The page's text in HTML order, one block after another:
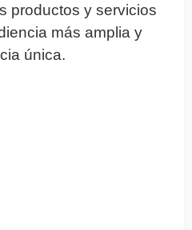
productos y servicios
más amplia y
única.